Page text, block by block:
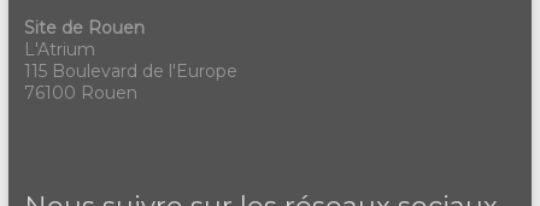
Site de Rouen
L'Atrium
115 Boulevard de l'Europe
76100 Rouen